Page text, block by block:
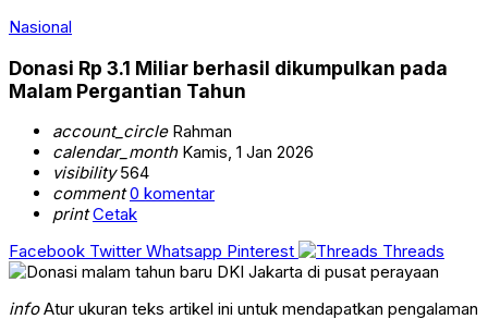
Nasional
Donasi Rp 3.1 Miliar berhasil dikumpulkan pada
Malam Pergantian Tahun
account_circleRahman
calendar_monthKamis, 1 Jan 2026
visibility564
comment 0 komentar
print Cetak
Facebook Twitter Whatsapp Pinterest Threads
infoAtur ukuran teks artikel ini untuk mendapatkan pengalaman